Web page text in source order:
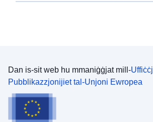
Dan is-sit web hu mmaniġġjat mill-
Pubblikazzjonijiet tal-Unjoni Ewropea